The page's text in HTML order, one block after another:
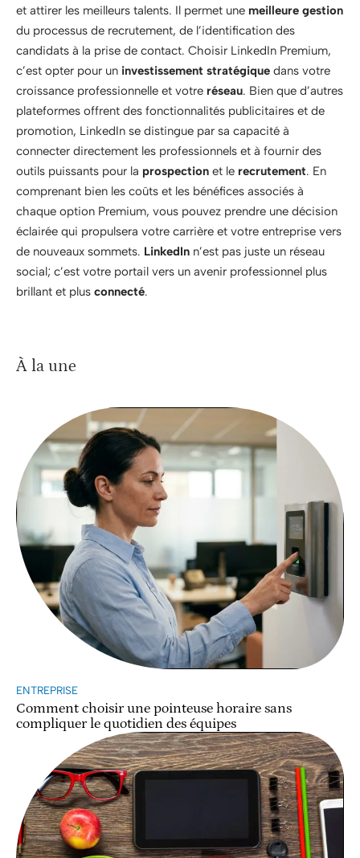
et attirer les meilleurs talents. Il permet une meilleure gestion
du processus de recrutement, de l’identification des
candidats à la prise de contact. Choisir LinkedIn Premium,
c’est opter pour un investissement stratégique dans votre
croissance professionnelle et votre réseau. Bien que d’autres
plateformes offrent des fonctionnalités publicitaires et de
promotion, LinkedIn se distingue par sa capacité à
connecter directement les professionnels et à fournir des
outils puissants pour la prospection et le recrutement. En
comprenant bien les coûts et les bénéfices associés à
chaque option Premium, vous pouvez prendre une décision
éclairée qui propulsera votre carrière et votre entreprise vers
de nouveaux sommets. LinkedIn n’est pas juste un réseau
social; c’est votre portail vers un avenir professionnel plus
brillant et plus connecté.
À la une
ENTREPRISE
Comment choisir une pointeuse horaire sans
compliquer le quotidien des équipes